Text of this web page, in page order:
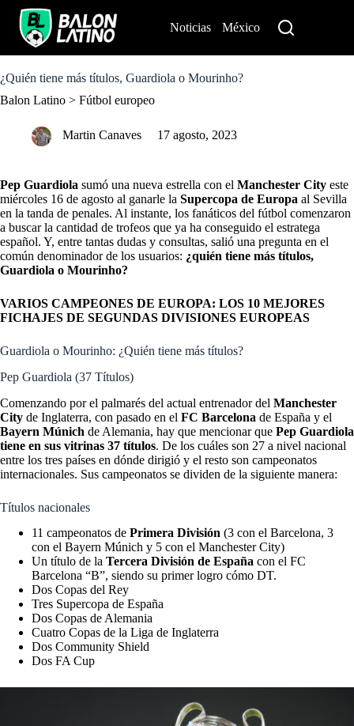
o
o
Noticias México
¿Quién tiene más títulos, Guardiola o Mourinho?
Balon Latino > Fútbol europeo
Martin Canaves 17 agosto, 2023
Pep Guardiola sumó una nueva estrella con el Manchester City este
miércoles 16 de agosto al ganarle la Supercopa de Europa al Sevilla
en la tanda de penales. Al instante, los fanáticos del fútbol comenzaron
a buscar la cantidad de trofeos que ya ha conseguido el estratega
español. Y, entre tantas dudas y consultas, salió una pregunta en el
común denominador de los usuarios: ¿quién tiene más títulos,
Guardiola o Mourinho?
VARIOS CAMPEONES DE EUROPA: LOS 10 MEJORES
FICHAJES DE SEGUNDAS DIVISIONES EUROPEAS
Guardiola o Mourinho: ¿Quién tiene más títulos?
Pep Guardiola (37 Títulos)
Comenzando por el palmarés del actual entrenador del Manchester
City de Inglaterra, con pasado en el FC Barcelona de España y el
Bayern Múnich de Alemania, hay que mencionar que Pep Guardiola
tiene en sus vitrinas 37 títulos. De los cuáles son 27 a nivel nacional
entre los tres países en dónde dirigió y el resto son campeonatos
internacionales. Sus campeonatos se dividen de la siguiente manera:
Títulos nacionales
11 campeonatos de Primera División (3 con el Barcelona, 3
con el Bayern Múnich y 5 con el Manchester City)
Un título de la Tercera División de España con el FC
Barcelona “B”, siendo su primer logro cómo DT.
Dos Copas del Rey
Tres Supercopa de España
Dos Copas de Alemania
Cuatro Copas de la Liga de Inglaterra
Dos Community Shield
Dos FA Cup